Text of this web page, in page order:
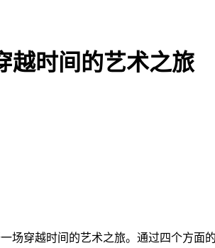
越时间的艺术之旅
穿越时间的艺术之旅。通过四个方面